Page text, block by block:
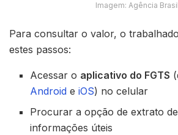
Imagem: Agência Brasil
Para consultar o valor, o
estes passos:
Acessar o aplicativo do FGTS
Android eiOS) no celular
Procurar a opção de extrato
informações úteis